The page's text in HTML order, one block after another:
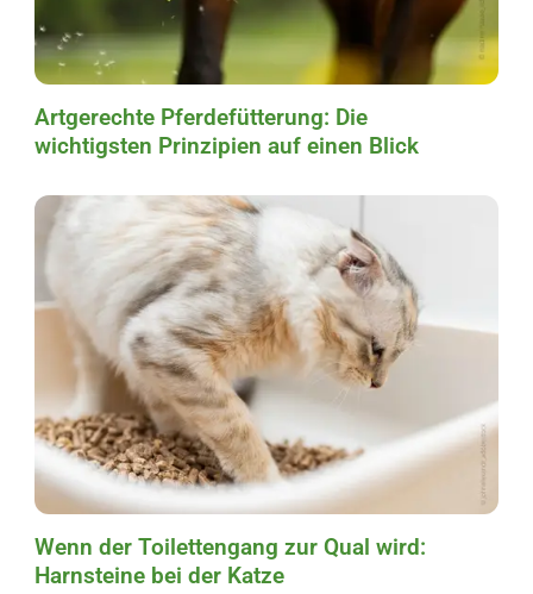
Artgerechte Pferdefütterung: Die
wichtigsten Prinzipien auf einen Blick
Wenn der Toilettengang zur Qual wird:
Harnsteine bei der Katze